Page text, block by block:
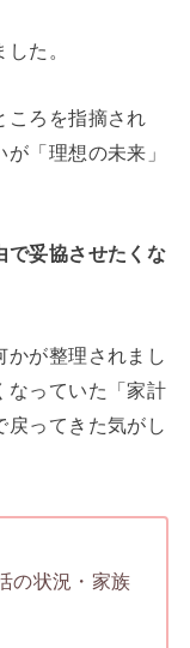
た。
ころを指摘され
「理想の未来」
で妥協させたくな
が整理されまし
なっていた「家計
ってきた気がし
の状況・家族